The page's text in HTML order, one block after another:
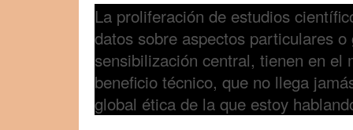
La proliferación de estudios
datos sobre aspectos particulares
sensibilización central, tienen en el
beneficio técnico, que no llega
global ética de la que estoy